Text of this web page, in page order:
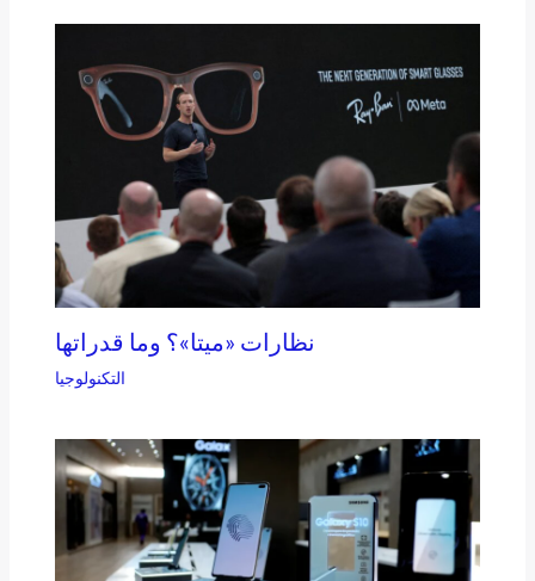
نظارات «ميتا»؟ وما قدراتها
التكنولوجيا